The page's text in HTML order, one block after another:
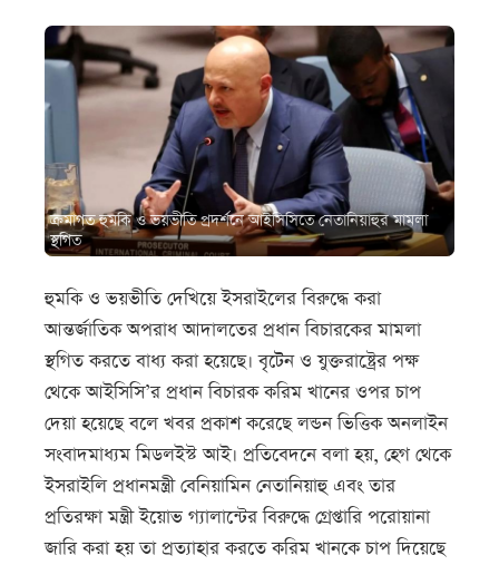
ক্রমাগত হুমকি ও ভয়ভীতি প্রদর্শনে আইসিসিতে নেতানিয়াহুর মামলা
স্থগিত
হুমকি ও ভয়ভীতি দেখিয়ে ইসরাইলের বিরুদ্ধে করা
আন্তর্জাতিক অপরাধ আদালতের প্রধান বিচারকের মামলা
স্থগিত করতে বাধ্য করা হয়েছে। বৃটেন ও যুক্তরাষ্ট্রের পক্ষ
থেকে আইসিসি’র প্রধান বিচারক করিম খানের ওপর চাপ
দেয়া হয়েছে বলে খবর প্রকাশ করেছে লন্ডন ভিত্তিক অনলাইন
সংবাদমাধ্যম মিডলইস্ট আই। প্রতিবেদনে বলা হয়, হেগ থেকে
ইসরাইলি প্রধানমন্ত্রী বেনিয়ামিন নেতানিয়াহু এবং তার
প্রতিরক্ষা মন্ত্রী ইয়োভ গ্যালান্টের বিরুদ্ধে গ্রেপ্তারি পরোয়ানা
জারি করা হয় তা প্রত্যাহার করতে করিম খানকে চাপ দিয়েছে